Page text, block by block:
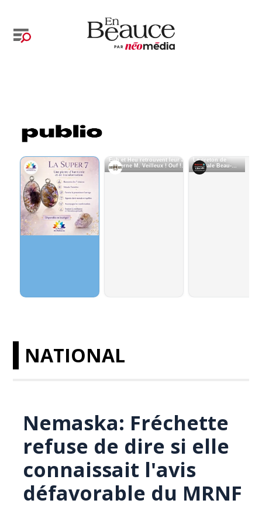
NATIONAL
Nemaska: Fréchette
refuse de dire si elle
connaissait l'avis
défavorable du MRNF